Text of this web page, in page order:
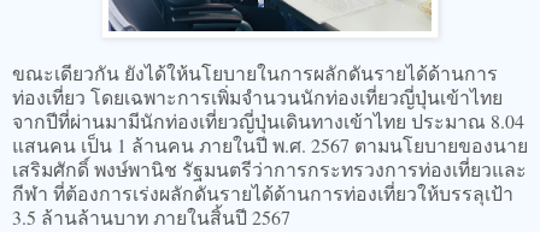
ขณะเดียวกัน ยังได้ให้นโยบายในการผลักดันรายได้ด้านการ
ท่องเที่ยว โดยเฉพาะการเพิ่มจำนวนนักท่องเที่ยวญี่ปุ่นเข้าไทย
จากปีที่ผ่านมามีนักท่องเที่ยวญี่ปุ่นเดินทางเข้าไทย ประมาณ 8.04
แสนคน เป็น 1 ล้านคน ภายในปี พ.ศ. 2567 ตามนโยบายของนาย
เสริมศักดิ์ พงษ์พานิช รัฐมนตรีว่าการกระทรวงการท่องเที่ยวและ
กีฬา ที่ต้องการเร่งผลักดันรายได้ด้านการท่องเที่ยวให้บรรลุเป้า
3.5 ล้านล้านบาท ภายในสิ้นปี 2567